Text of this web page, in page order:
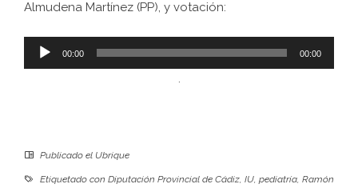
Almudena Martínez (PP), y votación:
Reproductor
00:00 00:00
.
Publicado el Ubrique
Etiquetado con Diputación Provincial de Cádiz, IU, pediatría, Ramón